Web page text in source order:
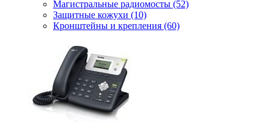
Магистральные радиомосты (52)
Защитные кожухи (10)
Кронштейны и крепления (60)